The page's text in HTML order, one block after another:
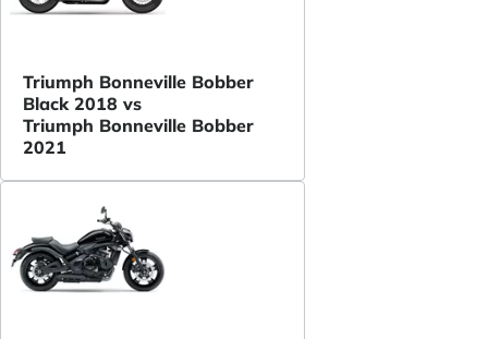
Triumph Bonneville Bobber
Black 2018 vs
Triumph Bonneville Bobber
2021